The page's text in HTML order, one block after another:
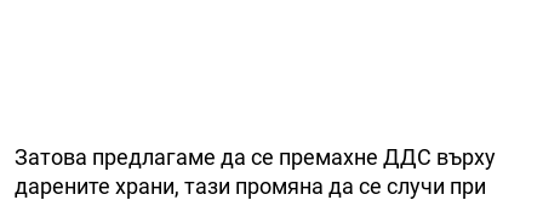
Затова предлагаме да се премахне ДДС върху
дарените храни, тази промяна да се случи при